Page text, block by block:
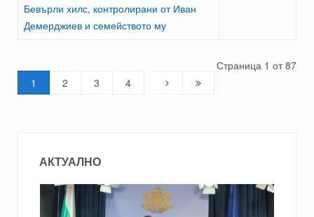
Бевърли хилс, контролирани от Иван
Демерджиев и семейството му
Страница 1 от 87
1
2 3 4
АКТУАЛНО